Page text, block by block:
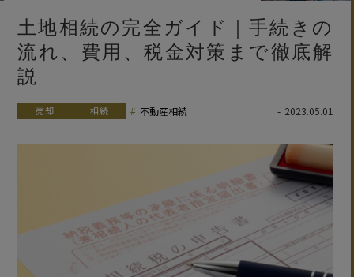
土地相続の完全ガイド｜手続きの
流れ、費用、税金対策まで徹底解
説
売却 相続 不動産相続 2023.05.01